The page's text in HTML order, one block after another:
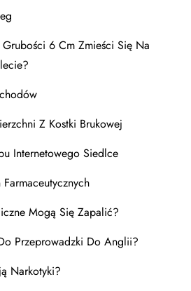
6 Cm Zmieści Się Na
Z Kostki Brukowej
Internetowego Siedlce
Mogą Się Zapalić?
Przeprowadzki Do Anglii?
Narkotyki?